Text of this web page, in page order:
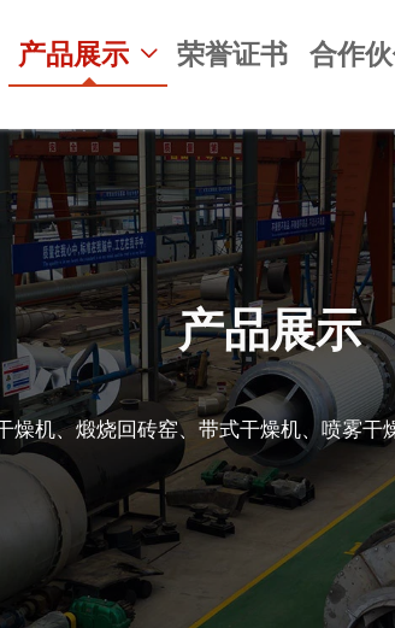
产品展示  荣誉证书 合作
产品展示
燥机、煅烧回砖窑、带式干燥机、喷雾干